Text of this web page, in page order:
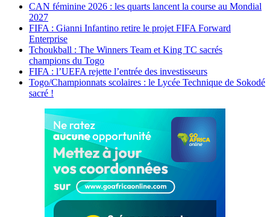
CAN féminine 2026 : les quarts lancent la course au Mondial
2027
FIFA : Gianni Infantino retire le projet FIFA Forward
Enterprise
Tchoukball : The Winners Team et King TC sacrés
champions du Togo
FIFA : l’UEFA rejette l’entrée des investisseurs
Togo/Championnats scolaires : le Lycée Technique de Sokodé
sacré !